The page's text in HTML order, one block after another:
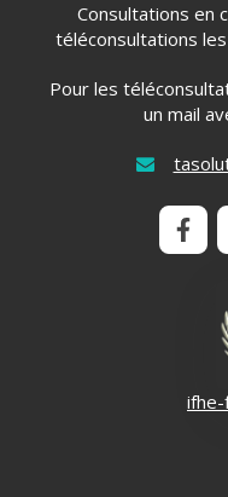
Consultations en
téléconsultations
Pour les
un mail